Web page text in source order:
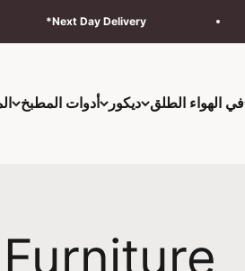
Next Day Delivery*
في الهواء الطلق ديكور أدوات المطبخ